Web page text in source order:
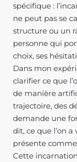
spécifique :
ne peut pas se
structure ou un
personne qui
choix, ses
Dans mon
clarifier ce que
de manière
trajectoire, des
demande une
dit, ce que l’on
présente
Cette